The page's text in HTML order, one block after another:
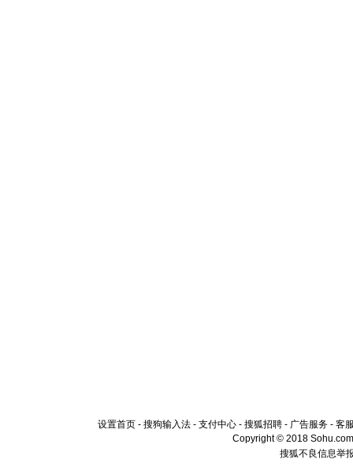
设置首页 - 搜狗输入法 - 支付中心 - 搜狐招聘 - 广告服务 - 客
Copyright © 2018
搜狐不良信息举